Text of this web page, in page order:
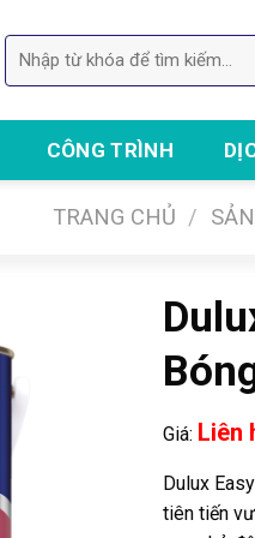
Tìm
kiếm:
CÔNG TRÌNH
TRANG CHỦ /
Giá: Liên
Dulux
tiên tiến